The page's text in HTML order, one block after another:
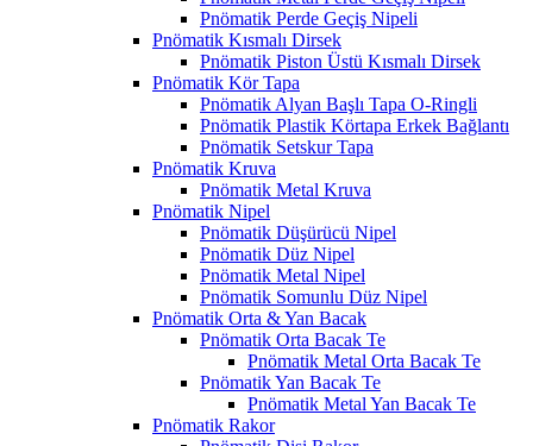
Pnömatik Perde Geçiş Nipeli
Pnömatik Kısmalı Dirsek
Pnömatik Piston Üstü Kısmalı Dirsek
Pnömatik Kör Tapa
Pnömatik Alyan Başlı Tapa O-Ringli
Pnömatik Plastik Körtapa Erkek Bağlantı
Pnömatik Setskur Tapa
Pnömatik Kruva
Pnömatik Metal Kruva
Pnömatik Nipel
Pnömatik Düşürücü Nipel
Pnömatik Düz Nipel
Pnömatik Metal Nipel
Pnömatik Somunlu Düz Nipel
Pnömatik Orta & Yan Bacak
Pnömatik Orta Bacak Te
Pnömatik Metal Orta Bacak Te
Pnömatik Yan Bacak Te
Pnömatik Metal Yan Bacak Te
Pnömatik Rakor